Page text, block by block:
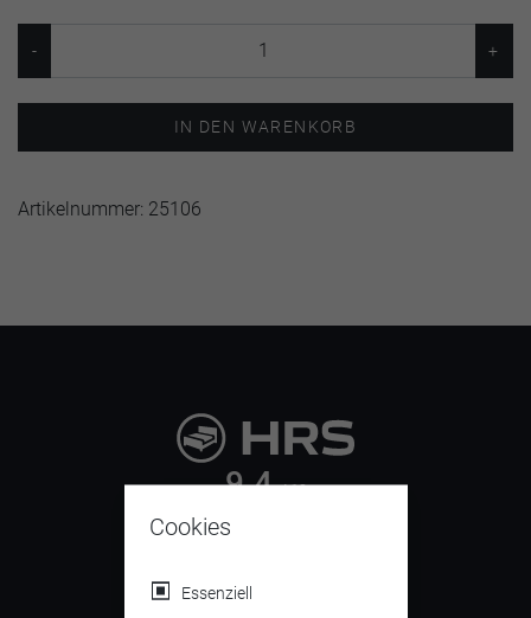
IN DEN WARENKORB
Artikelnummer: 25106
9.4/ 10
Cookies
Essenziell